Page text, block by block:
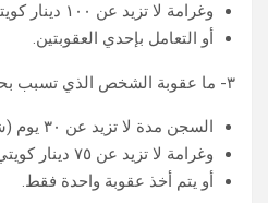
وغرامة لا تزيد عن ١٠٠ دينار كويتي.
أو التعامل بإحدي العقوبتين.
٣- ما عقوبة الشخص الذي تسبب بحادث ؟
السجن مدة لا تزيد عن ٣٠ يوم (شهر)
وغرامة لا تزيد عن ٧٥ دينار كويتي
أو يتم أخذ عقوبة واحدة فقط.